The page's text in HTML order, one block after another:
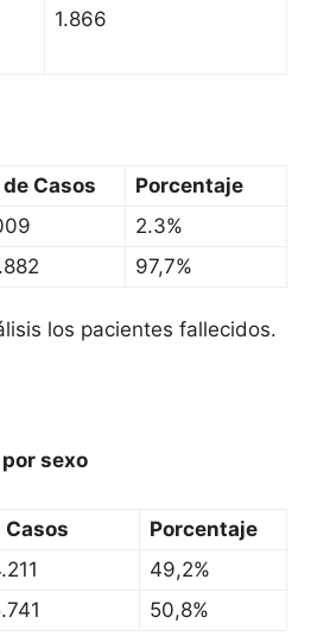
1.866
de Casos
Porcentaje
2.3%
97,7%
los pacientes fallecidos.
sexo
Casos
Porcentaje
49,2%
50,8%